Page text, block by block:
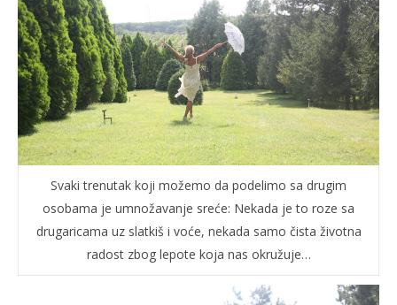
Svaki trenutak koji možemo da podelimo sa drugim
osobama je umnožavanje sreće: Nekada je to roze sa
drugaricama uz slatkiš i voće, nekada samo čista životna
radost zbog lepote koja nas okružuje…